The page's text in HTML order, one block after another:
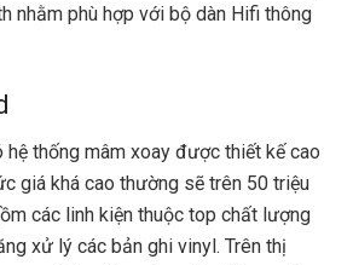
nhằm phù hợp với bộ dàn Hifi thông
hệ thống mâm xoay được thiết kế cao
giá khá cao thường sẽ trên 50 triệu
các linh kiện thuộc top chất lượng
xử lý các bản ghi vinyl. Trên thị